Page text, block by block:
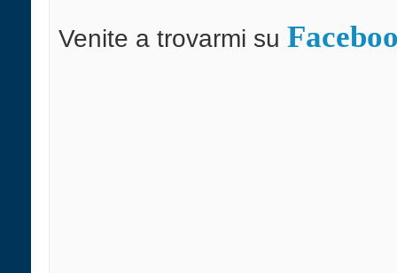
Venite a trovarmi su